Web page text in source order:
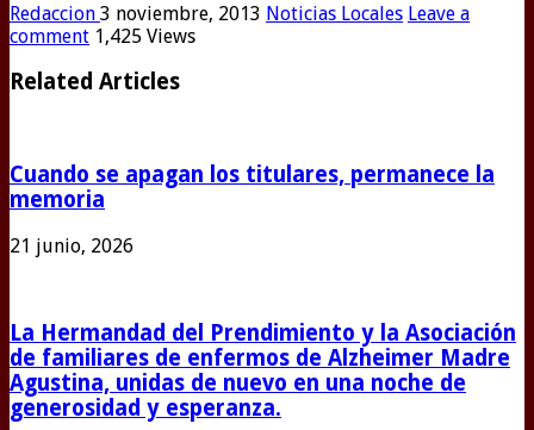
Redaccion 3 noviembre, 2013 Noticias Locales Leave a
comment 1,425 Views
Related Articles
Cuando se apagan los titulares, permanece la
memoria
21 junio, 2026
La Hermandad del Prendimiento y la Asociación
de familiares de enfermos de Alzheimer Madre
Agustina, unidas de nuevo en una noche de
generosidad y esperanza.